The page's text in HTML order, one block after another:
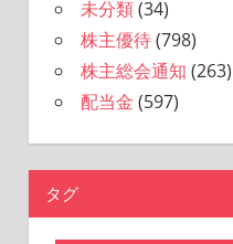
未分類(34)
株主優待(798)
株主総会通知 (263)
配当金 (597)
タグ